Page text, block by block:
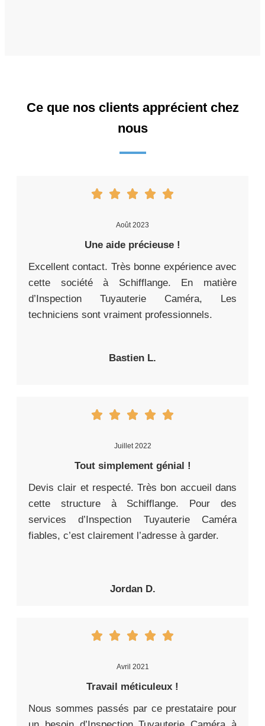
Ce que nos clients apprécient chez
nous
Août 2023
Une aide précieuse !
Excellent contact. Très bonne expérience avec
cette société à Schifflange. En matière
d’Inspection Tuyauterie Caméra, Les
techniciens sont vraiment professionnels.
Bastien L.
Juillet 2022
Tout simplement génial !
Devis clair et respecté. Très bon accueil dans
cette structure à Schifflange. Pour des
services d’Inspection Tuyauterie Caméra
fiables, c’est clairement l’adresse à garder.
Jordan D.
Avril 2021
Travail méticuleux !
Nous sommes passés par ce prestataire pour